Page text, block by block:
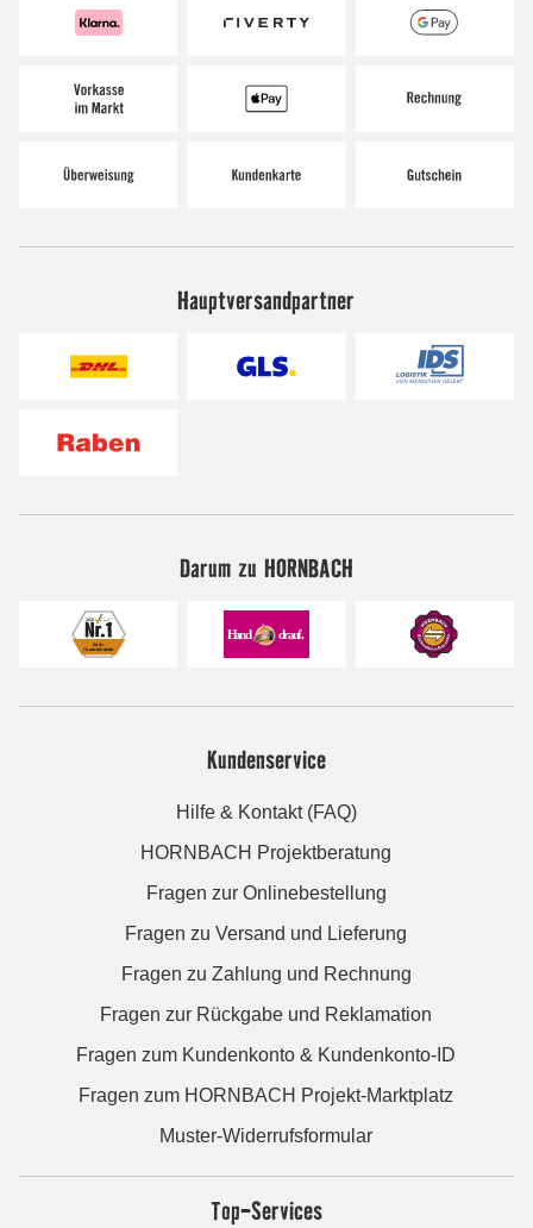
Hauptversandpartner
Darum zu HORNBACH
Kundenservice
Hilfe & Kontakt (FAQ)
HORNBACH Projektberatung
Fragen zur Onlinebestellung
Fragen zu Versand und Lieferung
Fragen zu Zahlung und Rechnung
Fragen zur Rückgabe und Reklamation
Fragen zum Kundenkonto & Kundenkonto-ID
Fragen zum HORNBACH Projekt-Marktplatz
Muster-Widerrufsformular
Top-Services